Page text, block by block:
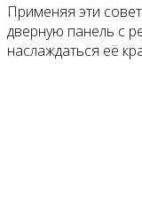
Применяя эти
дверную панель с
наслаждаться её